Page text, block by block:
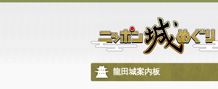
龍田城案内板